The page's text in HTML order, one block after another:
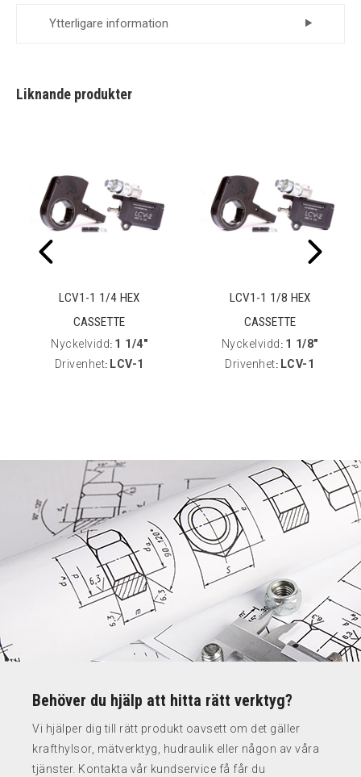
Ytterligare information
Liknande produkter
LCV1-1 1/4 HEX
CASSETTE
Nyckelvidd: 1 1/4"
Drivenhet: LCV-1
LCV1-1 1/8 HEX
CASSETTE
Nyckelvidd : 1 1/8"
Drivenhet: LCV-1
Behöver du hjälp att hitta rätt verktyg?
Vi hjälper dig till rätt produkt oavsett om det gäller
krafthylsor, mätverktyg, hudraulik eller någon av våra
tjänster. Kontakta vår kundservice få får du